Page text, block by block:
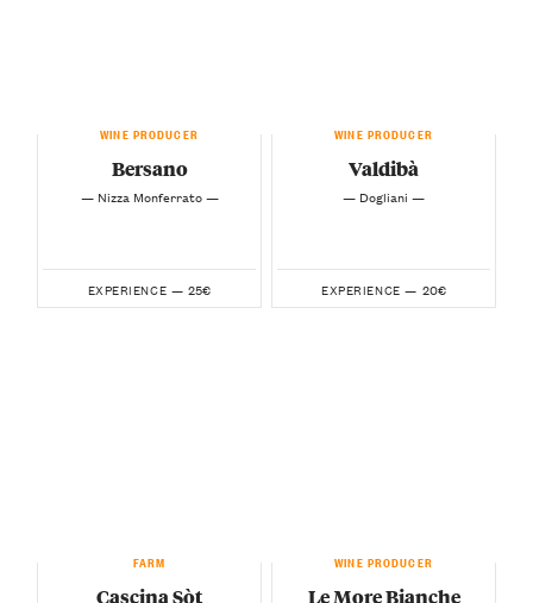
WINE PRODUCER
Bersano
— Nizza Monferrato —
EXPERIENCE — 25€
WINE PRODUCER
Valdibà
— Dogliani —
EXPERIENCE — 20€
FARM
Cascina Sòt
WINE PRODUCER
Le More Bianche